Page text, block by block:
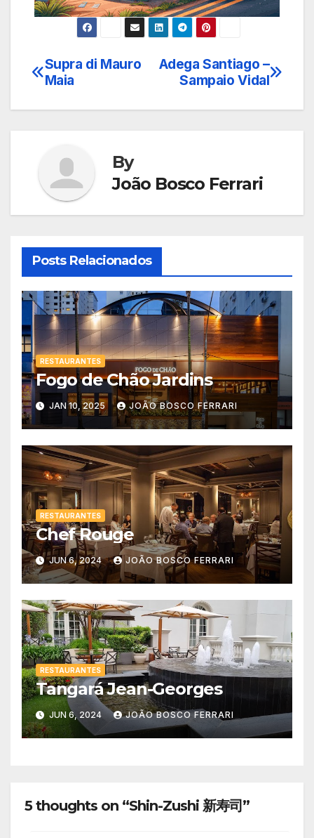
Navegação
Adega Santiago –
Sampaio Vidal
Supra di Mauro
Maia
By
João Bosco Ferrari
Posts Relacionados
RESTAURANTES
Fogo de Chão Jardins
JAN 10, 2025 JOÃO BOSCO FERRARI
RESTAURANTES
Chef Rouge
JUN 6, 2024 JOÃO BOSCO FERRARI
RESTAURANTES
Tangará Jean-Georges
JUN 6, 2024 JOÃO BOSCO FERRARI
5 thoughts on “Shin-Zushi 新寿司”